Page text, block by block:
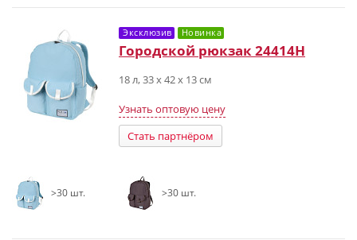
Эксклюзив Новинка
Городской рюкзак 24414Н
18 л, 33 х 42 х 13 см
Узнать оптовую цену
Стать партнёром
>30 шт. >30 шт.